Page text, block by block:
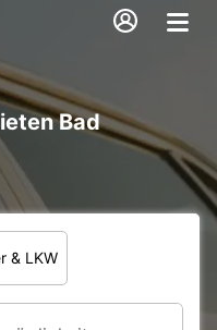
Bad
& LKW